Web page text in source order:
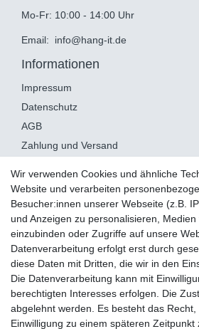
Mo-Fr: 10:00 - 14:00 Uhr
Email: info@hang-it.de
Informationen
Impressum
Datenschutz
AGB
Zahlung und Versand
Service
Widerrufsrecht
Widerruf
Montageservice
Retoure
AUSGEZEICHNET
Kundenbewertungen
SEHR GUT
Wir verwenden Cookies und ähnliche
Website und verarbeiten
Besucher:innen unserer Webseite (z.B.
und Anzeigen zu personalisieren,
einzubinden oder Zugriffe auf unsere
Datenverarbeitung erfolgt erst durch
diese Daten mit Dritten, die wir in den
Die Datenverarbeitung kann mit
berechtigten Interesses erfolgen. Die
abgelehnt werden. Es besteht das
Einwilligung zu einem späteren Zeitpunkt